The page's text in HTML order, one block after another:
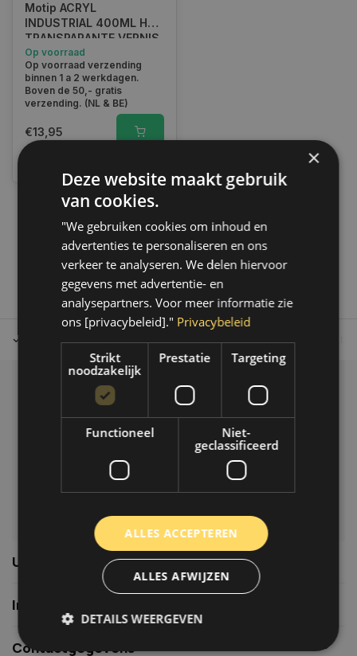
Motip ACRYL
INDUSTRIAL 400ML HG
TRANSPARANTE VERNIS
l 07242
Op voorraad
Op voorraad verzending
binnen 1 a 2 werkdagen.
Boven de 50,- gratis
verzending. (NL & BE)
€13,95
1
Tot 30 dagen retour sturen. Op werkdagen voor 14.00 uur
Klantenservice
Veelgestelde vragen
06-39119169
info@autoklusser.nl
Usefull links
Informatie
Contactgegevens
×
Deze website maakt gebruik
van cookies.
"We gebruiken cookies om inhoud en
advertenties te personaliseren en ons
verkeer te analyseren. We delen hiervoor
gegevens met advertentie- en
analysepartners. Voor meer informatie zie
ons [privacybeleid]." Privacybeleid
Strikt
noodzakelijk
Prestatie Targeting
Functioneel
Niet-
geclassificeerd
ALLES ACCEPTEREN
ALLES AFWIJZEN
DETAILS WEERGEVEN